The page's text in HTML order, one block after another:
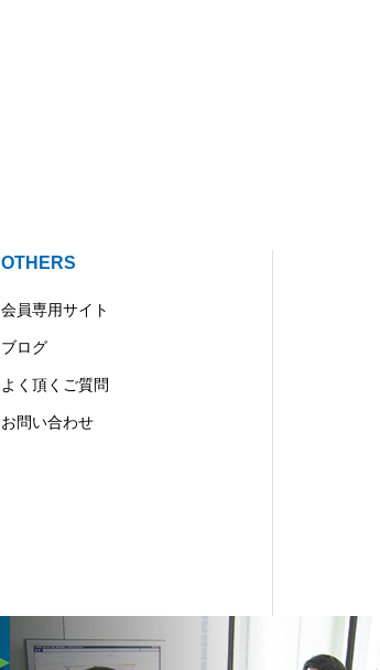
OTHERS
会員専用サイト
ブログ
よく頂くご質問
お問い合わせ